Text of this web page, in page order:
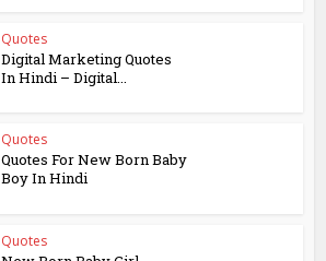
Quotes
Digital Marketing Quotes
In Hindi – Digital...
Quotes
Quotes For New Born Baby
Boy In Hindi
Quotes